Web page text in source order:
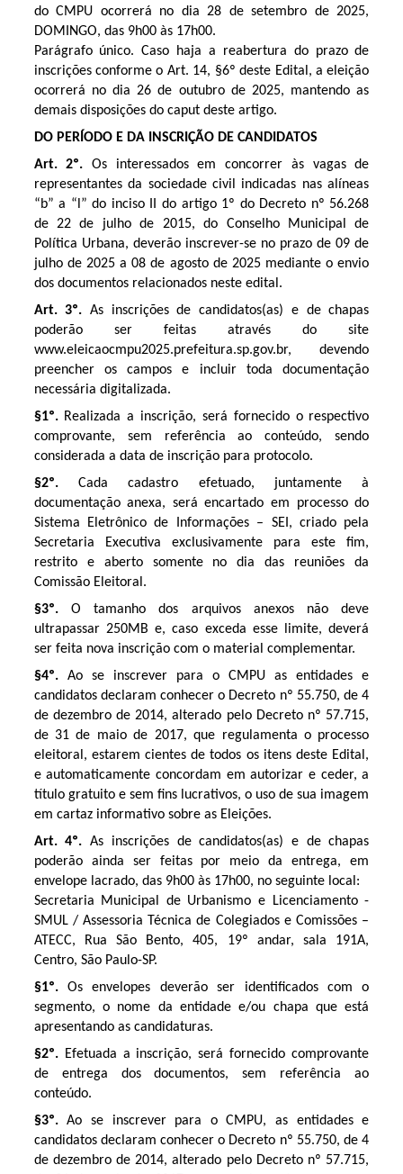
do CMPU ocorrerá no dia 28 de setembro de 2025,
DOMINGO, das 9h00 às 17h00.
Parágrafo único. Caso haja a reabertura do prazo de
inscrições conforme o Art. 14, §6º deste Edital, a eleição
ocorrerá no dia 26 de outubro de 2025, mantendo as
demais disposições do caput deste artigo.
DO PERÍODO E DA INSCRIÇÃO DE CANDIDATOS
Art. 2º.Os interessados em concorrer às vagas de
representantes da sociedade civil indicadas nas alíneas
“b” a “l” do inciso II do artigo 1º do Decreto nº 56.268
de 22 de julho de 2015, do Conselho Municipal de
Política Urbana, deverão inscrever-se no prazo de 09 de
julho de 2025 a 08 de agosto de 2025 mediante o envio
dos documentos relacionados neste edital.
Art. 3º.As inscrições de candidatos(as) e de chapas
poderão ser feitas através do site
www.eleicaocmpu2025.prefeitura.sp.gov.br, devendo
preencher os campos e incluir toda documentação
necessária digitalizada.
§1º. Realizada a inscrição, será fornecido o respectivo
comprovante, sem referência ao conteúdo, sendo
considerada a data de inscrição para protocolo.
§2º. Cada cadastro efetuado, juntamente à
documentação anexa, será encartado em processo do
Sistema Eletrônico de Informações – SEI, criado pela
Secretaria Executiva exclusivamente para este fim,
restrito e aberto somente no dia das reuniões da
Comissão Eleitoral.
§3º. O tamanho dos arquivos anexos não deve
ultrapassar 250MB e, caso exceda esse limite, deverá
ser feita nova inscrição com o material complementar.
§4º. Ao se inscrever para o CMPU as entidades e
candidatos declaram conhecer o Decreto nº 55.750, de 4
de dezembro de 2014, alterado pelo Decreto nº 57.715,
de 31 de maio de 2017, que regulamenta o processo
eleitoral, estarem cientes de todos os itens deste Edital,
e automaticamente concordam em autorizar e ceder, a
título gratuito e sem fins lucrativos, o uso de sua imagem
em cartaz informativo sobre as Eleições.
Art. 4º. As inscrições de candidatos(as) e de chapas
poderão ainda ser feitas por meio da entrega, em
envelope lacrado, das 9h00 às 17h00, no seguinte local:
Secretaria Municipal de Urbanismo e Licenciamento -
SMUL / Assessoria Técnica de Colegiados e Comissões –
ATECC, Rua São Bento, 405, 19º andar, sala 191A,
Centro, São Paulo-SP.
§1º. Os envelopes deverão ser identificados com o
segmento, o nome da entidade e/ou chapa que está
apresentando as candidaturas.
§2º.Efetuada a inscrição, será fornecido comprovante
de entrega dos documentos, sem referência ao
conteúdo.
§3º.Ao se inscrever para o CMPU, as entidades e
candidatos declaram conhecer o Decreto nº 55.750, de 4
de dezembro de 2014, alterado pelo Decreto nº 57.715,